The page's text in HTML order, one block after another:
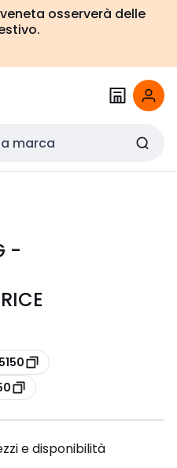
osserverà delle
-
e disponibilità